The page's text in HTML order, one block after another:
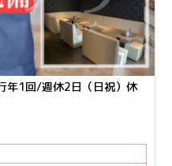
年1回/週休2日（日祝）休